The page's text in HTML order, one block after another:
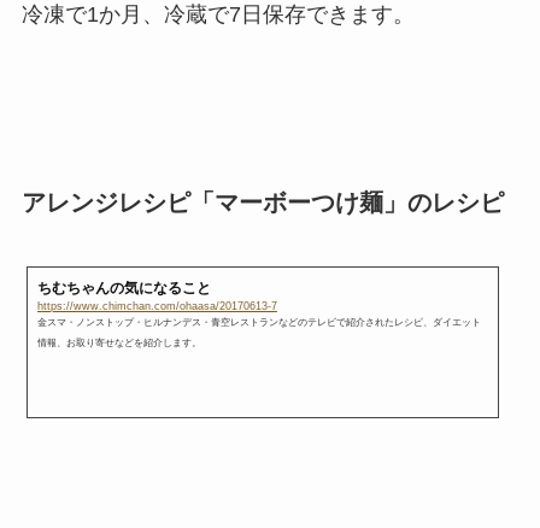
冷凍で1か月、冷蔵で7日保存できます。
アレンジレシピ「マーボーつけ麺」のレシピ
ちむちゃんの気になること
https://www.chimchan.com/ohaasa/20170613-7
金スマ・ノンストップ・ヒルナンデス・青空レストランなどのテレビで紹介されたレシピ、ダイエット
情報、お取り寄せなどを紹介します。